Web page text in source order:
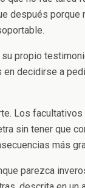
después porque
su propio
en decidirse a
Los facultativos
sin tener que
más
parezca